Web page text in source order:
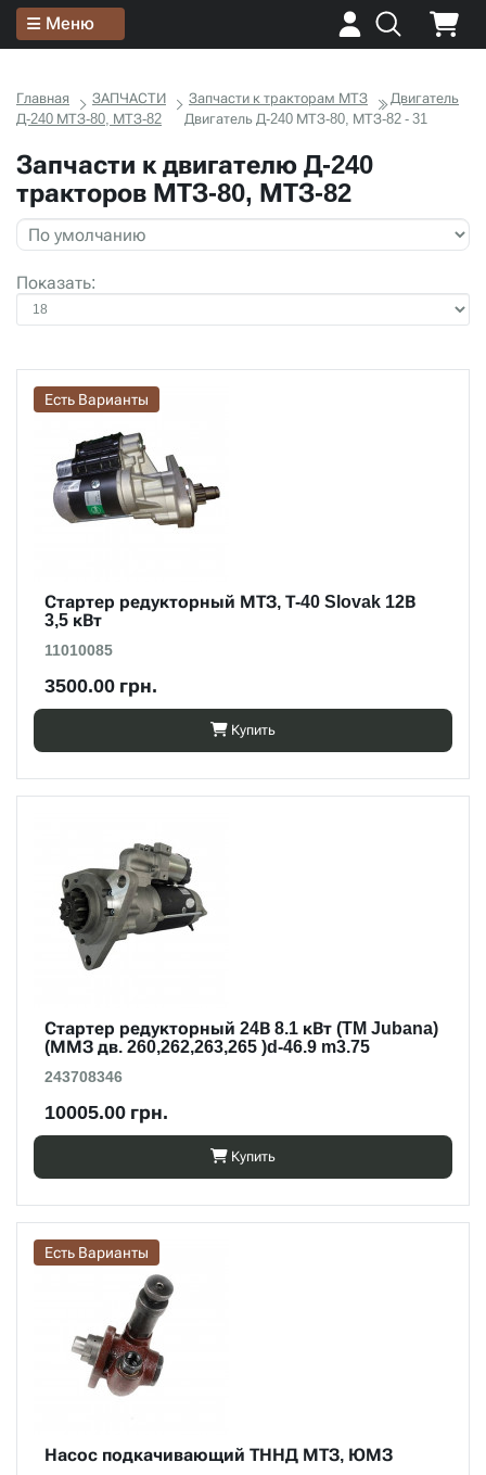
Меню
Главная ЗАПЧАСТИ Запчасти к тракторам МТЗ
Двигатель
Д-240 МТЗ-80, МТЗ-82
Двигатель Д-240 МТЗ-80, МТЗ-82 - 31
Запчасти к двигателю Д-240
тракторов МТЗ-80, МТЗ-82
Показать:
Есть Варианты
Стартер редукторный МТЗ, Т-40 Slovak 12В
3,5 кВт
11010085
3500.00 грн.
Купить
Стартер редукторный 24В 8.1 кВт (TM Jubana)
(ММЗ дв. 260,262,263,265 )d-46.9 m3.75
243708346
10005.00 грн.
Купить
Есть Варианты
Насос подкачивающий ТННД МТЗ, ЮМЗ